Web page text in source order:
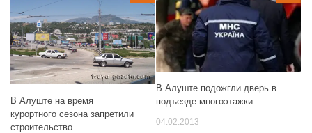
В Алуште на время
курортного сезона запретили
строительство
В Алуште подожгли дверь в
подъезде многоэтажки
04.02.2013